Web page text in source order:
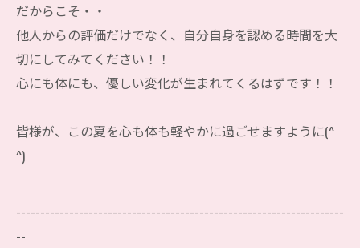
だからこそ・・
他人からの評価だけでなく、自分自身を認める時間を大
切にしてみてください！！
心にも体にも、優しい変化が生まれてくるはずです！！
皆様が、この夏を心も体も軽やかに過ごせますように(^
^)
--------------------------------------------------------------------
--